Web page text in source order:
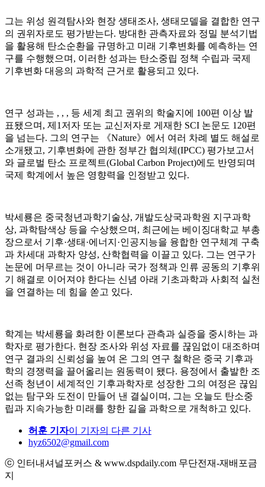
그는 위성 원격탐사와 현장 생태조사, 생태모델을 결합한 연구
의 권위자로도 평가받는다. 방대한 관측자료와 정밀 분석기법
을 활용해 탄소순환을 규명하고 미래 기후변화를 예측하는 연
구를 수행했으며, 이러한 성과는 탄소중립 정책 수립과 국제
기후변화 대응의 과학적 근거로 활용되고 있다.
연구 성과는 , , , 등 세계 최고 권위의 학술지에 100편 이상 발
표됐으며, 제1저자 또는 교신저자로 게재한 SCI 논문도 120편
을 넘는다. 그의 연구는 《Nature》에서 여러 차례 별도 해설로
소개됐고, 기후변화에 관한 정부간 협의체(IPCC) 평가보고서
와 글로벌 탄소 프로젝트(Global Carbon Project)에도 반영되며
국제 학계에서 높은 영향력을 인정받고 있다.
박세룡은 중국청년과학기술상, 개발도상국과학원 지구과학
상, 과학탐색상 등을 수상했으며, 최근에는 베이징대학교 부총
장으로서 기후·생태·에너지·인공지능을 융합한 연구체계 구축
과 차세대 과학자 양성, 산학협력을 이끌고 있다. 그는 연구가
논문에 머무르는 것이 아니라 국가 정책과 인류 공동의 기후위
기 해결로 이어져야 한다는 신념 아래 기초과학과 사회적 실천
을 연결하는 데 힘을 쏟고 있다.
학계는 박세룡을 화려한 이론보다 관측과 실증을 중시하는 과
학자로 평가한다. 현장 조사와 위성 자료를 끊임없이 대조하며
연구 결과의 신뢰성을 높여 온 그의 연구 철학은 중국 기후과
학의 경쟁력을 끌어올리는 원동력이 됐다. 용정에서 출발한 조
선족 청년이 세계적인 기후과학자로 성장한 그의 여정은 끊임
없는 탐구와 도전이 만들어 낸 결실이며, 그는 오늘도 탄소중
립과 지속가능한 미래를 향한 길을 과학으로 개척하고 있다.
허훈 기자이 기자의 다른 기사
hyz6502@gmail.com
ⓒ 인터내셔널포커스 & www.dspdaily.com 무단전재-재배포금
지